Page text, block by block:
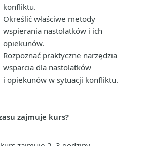
konfliktu.
Określić właściwe metody
wspierania nastolatków i ich
opiekunów.
Rozpoznać praktyczne narzędzia
wsparcia dla nastolatków
i opiekunów w sytuacji konfliktu.
zajmuje kurs?